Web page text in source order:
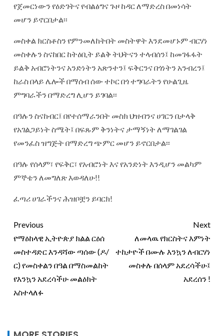
የጀመርነውን የዕድገትና የብልፅግና ጉዞ ከዳር ለማድረስ በመነሳት
መሆን ይኖርበታል፡፡
መስቀል ክርስቶስን የምንመለከትበት መስትዋት እንደመሆኑም ብርሃነ
መስቀሉን ስናከበር ከትዕቢት ይልቅ ትህትናን ተላብሰን፤ ከመገፋፋት
ይልቅ አብሮነትንና አንድነትን አጽንተን፤ ፍቅርንና በጎነትን አንብረን፤
ከራስ በላይ ሌሎች በማሰብ ሰው ተኮር በጎ ተግባራትን የሁልጊዜ
ምግባራችን በማድረግ ሊሆን ይገባል፡፡
በዓሉን ስናከብር፤ በየተሰማራንበት መስክ ህዝብንና ሀገርን በታላቅ
የአገልጋይነት ስሜት፤ በፍጹም ቅንነትና ታማኝነት ለማገልገል
የመንፈስ ዝግጅት በማድረግ ጭምር መሆን ይኖርበታል፡፡
በዓሉ የሰላም፣ የፍቅር፣ የአብሮነት እና የአንድነት እንዲሆን መልካም
ምኞቴን ለመግለጽ እወዳለሁ!!
ፈጣሪ ሀገራችንና ሕዝቦቿን ይባርክ!
Previous
የማዕከላዊ ኢትዮጵያ ክልል ርዕሰ
መስተዳድር እንዳሻው ጣሰው (ዶ/
ር) የመስቀልን በዓል በማስመልከት
የእንኳን አደረሳችሁ መልዕክት
አስተላለፉ
Next
ለመላዉ የክርስትና እምነት
ተከታዮች በሙሉ እንኳን ለብርሃነ
መስቀሉ በሰላም አደረሳችሁ፤
አደረሰን !